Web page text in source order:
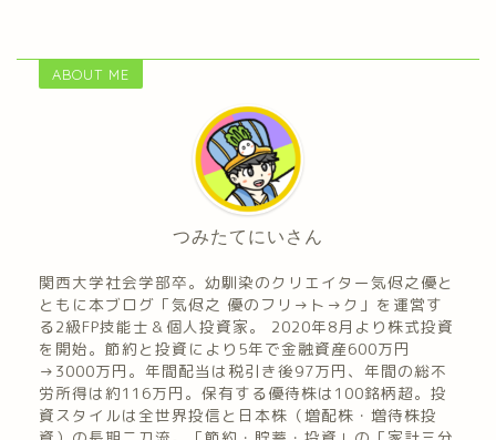
ABOUT ME
つみたてにいさん
関西大学社会学部卒。幼馴染のクリエイター気侭之優と
ともに本ブログ「気侭之 優のフリ→ト→ク」を運営す
る2級FP技能士＆個人投資家。 2020年8月より株式投資
を開始。節約と投資により5年で金融資産600万円
→3000万円。年間配当は税引き後97万円、年間の総不
労所得は約116万円。保有する優待株は100銘柄超。投
資スタイルは全世界投信と日本株（増配株・増待株投